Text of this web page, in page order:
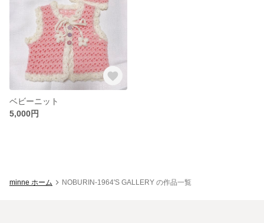
ベビーニット
5,000円
minne ホーム NOBURIN-1964'S GALLERY の作品一覧